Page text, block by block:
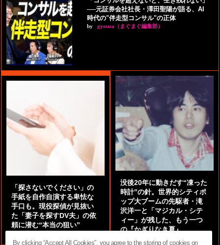
──元証券会社社長・澤田聖陽が語る、AI
時代の"伴走型コンサル"の正体
by gyouza（まぐまぐ編集部）
「探さないでください」の
手紙を自作自演する卑怯な
手口も。現役探偵が見抜い
た「妻子を探すDV夫」の依
頼に潜む“本当の狙い”
没後20年に動きだす“凍った
時計”の針。世界的シティポ
ップ大ブームの先駆者・滝
沢洋一と「マジカル・シテ
ィー」が残した、もう一つ
の『かぎりなき夏』
By clicking “Accept All Cookies”, you agree to the storing of cookies on